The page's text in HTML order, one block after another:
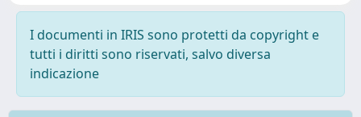
I documenti in IRIS sono protetti da copyright e
tutti i diritti sono riservati, salvo diversa
indicazione